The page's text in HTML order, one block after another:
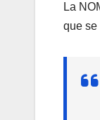
La
que se